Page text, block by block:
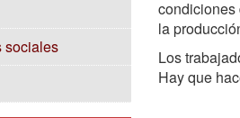
sociales
condiciones
la
Los
Hay que